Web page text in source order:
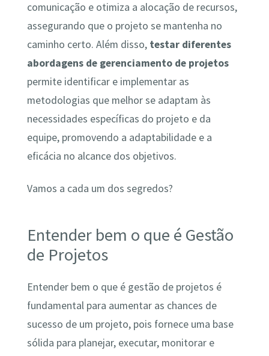
comunicação e otimiza a alocação de recursos,
assegurando que o projeto se mantenha no
caminho certo. Além disso, testar diferentes
abordagens de gerenciamento de projetos
permite identificar e implementar as
metodologias que melhor se adaptam às
necessidades específicas do projeto e da
equipe, promovendo a adaptabilidade e a
eficácia no alcance dos objetivos.
Vamos a cada um dos segredos?
Entender bem o que é Gestão
de Projetos
Entender bem o que é gestão de projetos é
fundamental para aumentar as chances de
sucesso de um projeto, pois fornece uma base
sólida para planejar, executar, monitorar e